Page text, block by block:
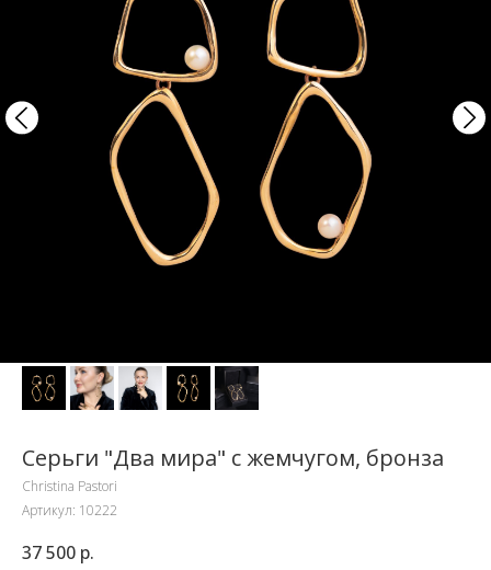
Серьги "Два мира" с жемчугом, бронза
Christina Pastori
Артикул: 10222
37 500 р.